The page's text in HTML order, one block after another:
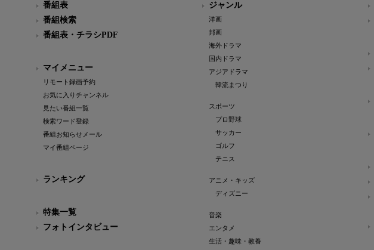
番組表
番組検索
番組表・チラシPDF
マイメニュー
リモート録画予約
お気に入りチャンネル
見たい番組一覧
検索ワード登録
番組お知らせメール
マイ番組ページ
ランキング
特集一覧
フォトインタビュー
ジャンル
洋画
邦画
海外ドラマ
国内ドラマ
アジアドラマ
韓流まつり
スポーツ
プロ野球
サッカー
ゴルフ
テニス
アニメ・キッズ
ディズニー
音楽
エンタメ
生活・趣味・教養